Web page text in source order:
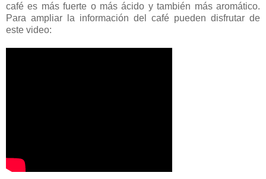
café es más fuerte o más ácido y también más aromático.
Para ampliar la información del café pueden disfrutar de
este video: